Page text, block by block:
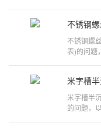
不锈钢
不锈钢螺
表)的问题
米字槽半
的问题，